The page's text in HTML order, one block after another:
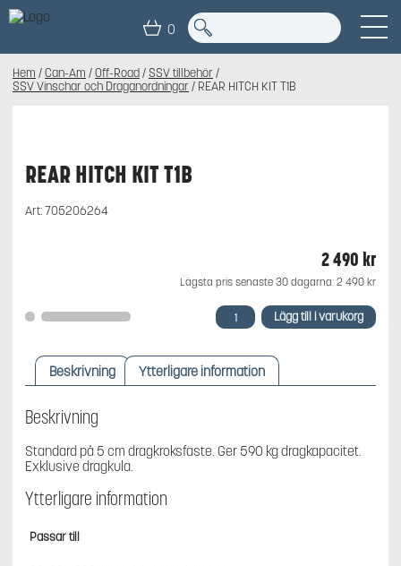
0
Hem /Can-Am /Off-Road/ SSV tillbehör /
SSV Vinschar och Draganordningar / REAR HITCH KIT T1B
REAR HITCH KIT T1B
Art:705206264
2 490 kr
Lägsta pris senaste 30 dagarna: 2 490 kr
REAR
HITCH
T1B
mängd
Lägg till i varukorg
Beskrivning Ytterligare information
Beskrivning
Standard på 5 cm dragkroksfäste. Ger 590 kg dragkapacitet.
Exklusive dragkula.
Ytterligare information
Passar till